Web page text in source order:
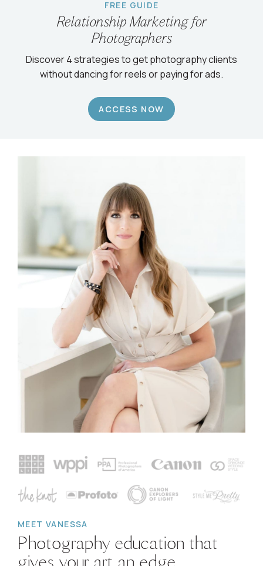
FREE GUIDE
Relationship Marketing for
Photographers
Discover 4 strategies to get photography clients
without dancing for reels or paying for ads.
ACCESS NOW
MEET VANESSA
Photography education that